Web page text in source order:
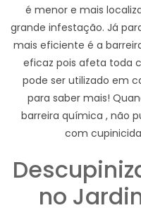
é menor e mais
grande infestação. Já
mais eficiente é a
eficaz pois afeta toda
pode ser utilizado em
para saber mais!
barreira química , não
com
no